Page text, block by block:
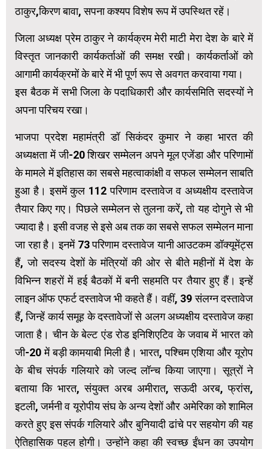
ठाकुर,किरण बावा, सपना कश्यप विशेष रूप में उपस्थित रहें।
जिला अध्यक्ष प्रेम ठाकुर ने कार्यक्रम मेरी माटी मेरा देश के बारे में
विस्तृत जानकारी कार्यकर्ताओं की समक्ष रखी। कार्यकर्ताओं को
आगामी कार्यक्रमों के बारे में भी पूर्ण रूप से अवगत करवाया गया।
इस बैठक में सभी जिला के पदाधिकारी और कार्यसमिति सदस्यों ने
अपना परिचय रखा।
भाजपा प्रदेश महामंत्री डॉ सिकंदर कुमार ने कहा भारत की
अध्यक्षता में जी-20 शिखर सम्मेलन अपने मूल एजेंडा और परिणामों
के मामले में इतिहास का सबसे महत्वाकांक्षी व सफल सम्मेलन साबति
हुआ है। इसमें कुल 112 परिणाम दस्तावेज व अध्यक्षीय दस्तावेज
तैयार किए गए। पिछले सम्मेलन से तुलना करें, तो यह दोगुने से भी
ज्यादा है। इसी वजह से इसे अब तक का सबसे सफल सम्मेलन माना
जा रहा है। इनमें 73 परिणाम दस्तावेज यानी आउटकम डॉक्यूमेंट्स
हैं, जो सदस्य देशों के मंत्रियों की ओर से बीते महीनों में देश के
विभिन्न शहरों में हई बैठकों में बनी सहमति पर तैयार हुए हैं। इन्हें
लाइन ऑफ एफर्ट दस्तावेज भी कहते हैं। वहीं, 39 संलग्न दस्तावेज
हैं, जिन्हें कार्य समूह के दस्तावेजों से अलग अध्यक्षीय दस्तावेज कहा
जाता है। चीन के बेल्ट एंड रोड इनिशिएटिव के जवाब में भारत को
जी-20 में बड़ी कामयाबी मिली है। भारत, पश्चिम एशिया और यूरोप
के बीच संपर्क गलियारे को जल्द लॉन्च किया जाएगा। सूत्रों ने
बताया कि भारत, संयुक्त अरब अमीरात, सऊदी अरब, फ्रांस,
इटली, जर्मनी व यूरोपीय संघ के अन्य देशों और अमेरिका को शामिल
करते हुए इस संपर्क गलियारे और बुनियादी ढांचे पर सहयोग की यह
ऐतिहासिक पहल होगी। उन्होंने कहा की स्वच्छ ईंधन का उपयोग